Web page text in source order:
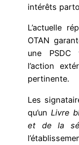
intérêts
L’actuelle
OTAN
une PSDC
l’action
pertinente.
Les
qu’un Livre
et de la